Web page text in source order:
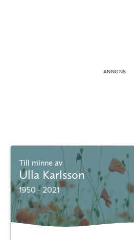
Till minne av
Ulla Karlsson
1950 - 2021